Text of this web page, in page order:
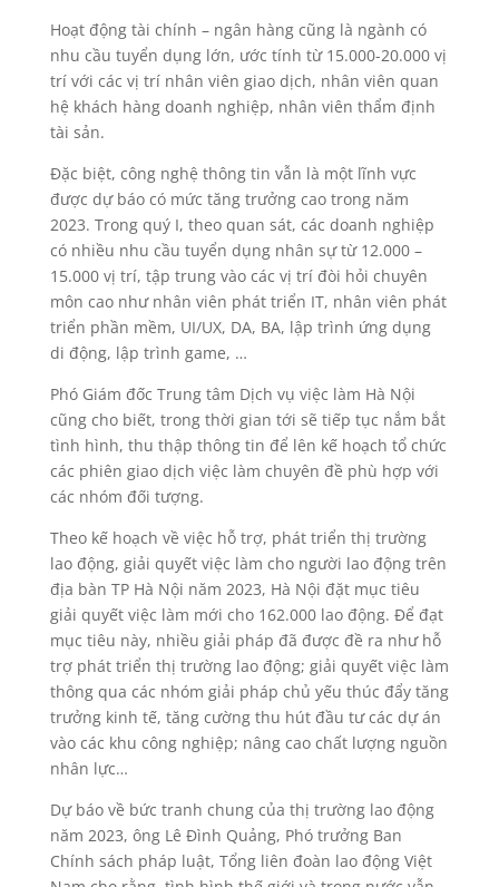
Hoạt động tài chính – ngân hàng cũng là ngành có
nhu cầu tuyển dụng lớn, ước tính từ 15.000-20.000 vị
trí với các vị trí nhân viên giao dịch, nhân viên quan
hệ khách hàng doanh nghiệp, nhân viên thẩm định
tài sản.
Đặc biệt, công nghệ thông tin vẫn là một lĩnh vực
được dự báo có mức tăng trưởng cao trong năm
2023. Trong quý I, theo quan sát, các doanh nghiệp
có nhiều nhu cầu tuyển dụng nhân sự từ 12.000 –
15.000 vị trí, tập trung vào các vị trí đòi hỏi chuyên
môn cao như nhân viên phát triển IT, nhân viên phát
triển phần mềm, UI/UX, DA, BA, lập trình ứng dụng
di động, lập trình game, …
Phó Giám đốc Trung tâm Dịch vụ việc làm Hà Nội
cũng cho biết, trong thời gian tới sẽ tiếp tục nắm bắt
tình hình, thu thập thông tin để lên kế hoạch tổ chức
các phiên giao dịch việc làm chuyên đề phù hợp với
các nhóm đối tượng.
Theo kế hoạch về việc hỗ trợ, phát triển thị trường
lao động, giải quyết việc làm cho người lao động trên
địa bàn TP Hà Nội năm 2023, Hà Nội đặt mục tiêu
giải quyết việc làm mới cho 162.000 lao động. Để đạt
mục tiêu này, nhiều giải pháp đã được đề ra như hỗ
trợ phát triển thị trường lao động; giải quyết việc làm
thông qua các nhóm giải pháp chủ yếu thúc đẩy tăng
trưởng kinh tế, tăng cường thu hút đầu tư các dự án
vào các khu công nghiệp; nâng cao chất lượng nguồn
nhân lực…
Dự báo về bức tranh chung của thị trường lao động
năm 2023, ông Lê Đình Quảng, Phó trưởng Ban
Chính sách pháp luật, Tổng liên đoàn lao động Việt